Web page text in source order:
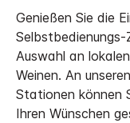
Genießen Sie die
Auswahl an
Weinen. An
Stationen können
Ihren Wünschen